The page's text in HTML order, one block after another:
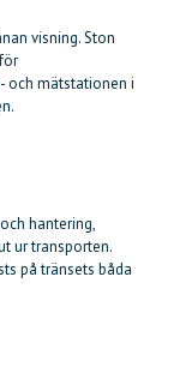
visning. Ston
och mätstationen i
hantering,
ur transporten.
på tränsets båda